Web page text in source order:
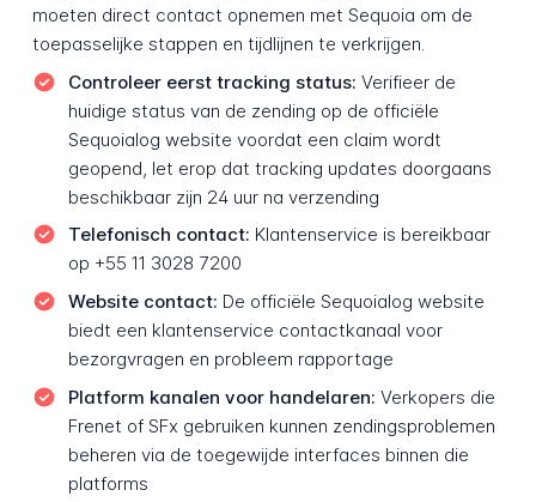
moeten direct contact opnemen met Sequoia om de
toepasselijke stappen en tijdlijnen te verkrijgen.
Controleer eerst tracking status: Verifieer de
huidige status van de zending op de officiële
Sequoialog website voordat een claim wordt
geopend, let erop dat tracking updates doorgaans
beschikbaar zijn 24 uur na verzending
Telefonisch contact: Klantenservice is bereikbaar
op +55 11 3028 7200
Website contact: De officiële Sequoialog website
biedt een klantenservice contactkanaal voor
bezorgvragen en probleem rapportage
Platform kanalen voor handelaren: Verkopers die
Frenet of SFx gebruiken kunnen zendingsproblemen
beheren via de toegewijde interfaces binnen die
platforms